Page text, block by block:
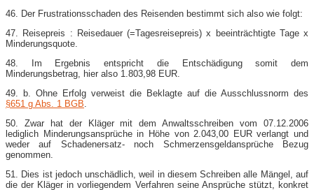
46. Der Frustrationsschaden des Reisenden bestimmt sich also wie folgt:
47. Reisepreis : Reisedauer (=Tagesreisepreis) x beeinträchtigte Tage x
Minderungsquote.
48. Im Ergebnis entspricht die Entschädigung somit dem
Minderungsbetrag, hier also 1.803,98 EUR.
49. b. Ohne Erfolg verweist die Beklagte auf die Ausschlussnorm des
§651 g Abs. 1 BGB
50. Zwar hat der Kläger mit dem Anwaltsschreiben vom 07.12.2006
lediglich Minderungsansprüche in Höhe von 2.043,00 EUR verlangt und
weder auf Schadenersatz- noch Schmerzensgeldansprüche Bezug
genommen.
51. Dies ist jedoch unschädlich, weil in diesem Schreiben alle Mängel, auf
die der Kläger in vorliegendem Verfahren seine Ansprüche stützt, konkret